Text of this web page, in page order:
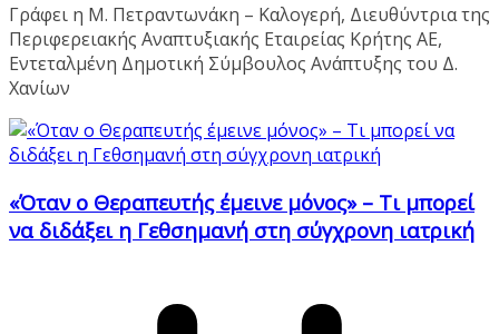
Γράφει η Μ. Πετραντωνάκη – Καλογερή, Διευθύντρια της
Περιφερειακής Αναπτυξιακής Εταιρείας Κρήτης ΑΕ,
Εντεταλμένη Δημοτική Σύμβουλος Ανάπτυξης του Δ.
Χανίων
«Όταν ο Θεραπευτής έμεινε μόνος» – Τι μπορεί
να διδάξει η Γεθσημανή στη σύγχρονη ιατρική